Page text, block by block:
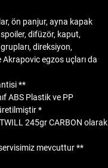
ön panjur, ayna kapak
difüzör, kaput,
direksiyon,
egzos uçları da
**
ABS Plastikve PP
*
245gr CARBON olarak
mevcuttur **